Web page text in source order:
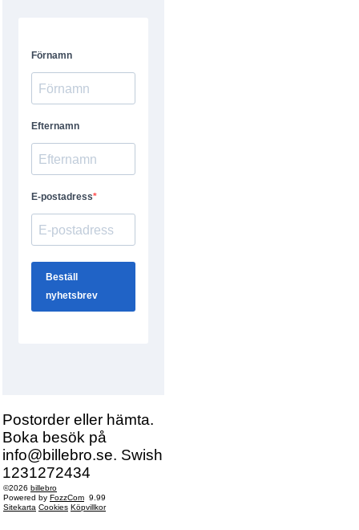
Postorder eller hämta.
Boka besök på
info@billebro.se. Swish
1231272434
©2026 billebro
Powered by FozzCom 9.99
Sitekarta Cookies Köpvillkor